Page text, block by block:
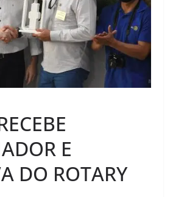
E
DO ROTARY